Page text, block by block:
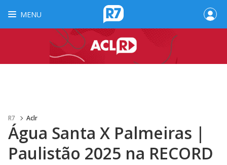
MENU
R7 Aclr
Água Santa X Palmeiras |
Paulistão 2025 na RECORD